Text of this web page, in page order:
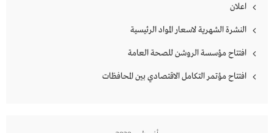
اعلان
النشرة الشهرية لاسعار المواد الرئيسية
افتتاح مؤسسة الروشن للصحة العامة
افتتاح مؤتمر التكامل الاقتصادي بين المحافظات